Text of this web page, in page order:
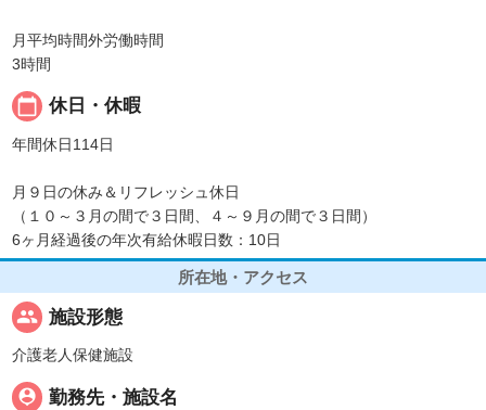
月平均時間外労働時間
3時間
calendar_today 休日・休暇
年間休日114日
月９日の休み＆リフレッシュ休日
（１０～３月の間で３日間、４～９月の間で３日間）
6ヶ月経過後の年次有給休暇日数：10日
所在地・アクセス
people 施設形態
介護老人保健施設
person_pin 勤務先・施設名